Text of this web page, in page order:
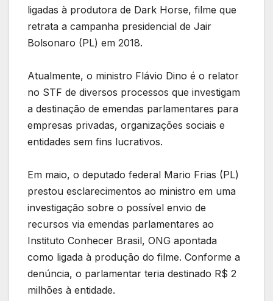
ligadas à produtora de Dark Horse, filme que
retrata a campanha presidencial de Jair
Bolsonaro (PL) em 2018.
Atualmente, o ministro Flávio Dino é o relator
no STF de diversos processos que investigam
a destinação de emendas parlamentares para
empresas privadas, organizações sociais e
entidades sem fins lucrativos.
Em maio, o deputado federal Mario Frias (PL)
prestou esclarecimentos ao ministro em uma
investigação sobre o possível envio de
recursos via emendas parlamentares ao
Instituto Conhecer Brasil, ONG apontada
como ligada à produção do filme. Conforme a
denúncia, o parlamentar teria destinado R$ 2
milhões à entidade.